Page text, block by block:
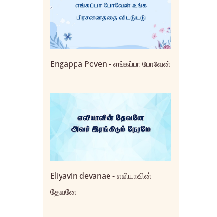
Engappa Poven - எங்கப்பா போவேன்
Eliyavin devanae - எலியாவின்
தேவனே